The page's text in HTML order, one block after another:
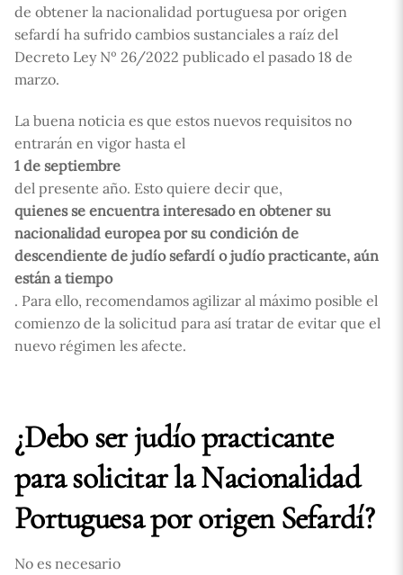
de obtener la nacionalidad portuguesa por origen
sefardí ha sufrido cambios sustanciales a raíz del
Decreto Ley Nº 26/2022 publicado el pasado 18 de
marzo.
La buena noticia es que estos nuevos requisitos no
entrarán en vigor hasta el
1 de septiembre
del presente año. Esto quiere decir que,
quienes se encuentra interesado en obtener su
nacionalidad europea por su condición de
descendiente de judío sefardí o judío practicante, aún
están a tiempo
. Para ello, recomendamos agilizar al máximo posible el
comienzo de la solicitud para así tratar de evitar que el
nuevo régimen les afecte.
¿Debo ser judío practicante
para solicitar la Nacionalidad
Portuguesa por origen Sefardí?
No es necesario